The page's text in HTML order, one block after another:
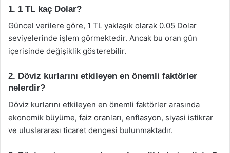
1. 1 TL kaç Dolar?
Güncel verilere göre, 1 TL yaklaşık olarak 0.05 Dolar
seviyelerinde işlem görmektedir. Ancak bu oran gün
içerisinde değişiklik gösterebilir.
2. Döviz kurlarını etkileyen en önemli faktörler
nelerdir?
Döviz kurlarını etkileyen en önemli faktörler arasında
ekonomik büyüme, faiz oranları, enflasyon, siyasi istikrar
ve uluslararası ticaret dengesi bulunmaktadır.